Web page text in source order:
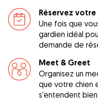
Réservez
Une fois que
gardien idéal
demande de
Meet & Greet
Organisez un
que votre chien
s'entendent bien.